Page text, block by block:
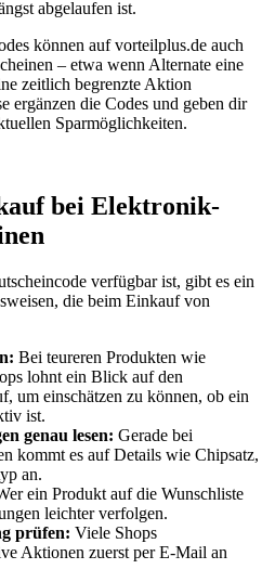
abgelaufen ist.
können auf vorteilplus.de auch
– etwa wenn Alternate eine
zeitlich begrenzte Aktion
ergänzen die Codes und geben dir
Sparmöglichkeiten.
bei Elektronik-
verfügbar ist, gibt es ein
die beim Einkauf von
Bei teureren Produkten wie
lohnt ein Blick auf den
um einschätzen zu können, ob ein
ist.
genau lesen: Gerade bei
kommt es auf Details wie Chipsatz,
an.
ein Produkt auf die Wunschliste
leichter verfolgen.
prüfen: Viele Shops
Aktionen zuerst per E-Mail an